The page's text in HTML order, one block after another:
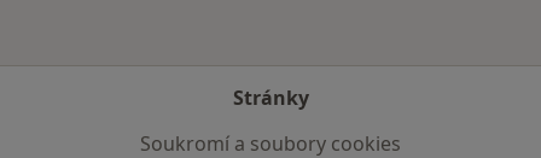
Stránky
Soukromí a soubory cookies